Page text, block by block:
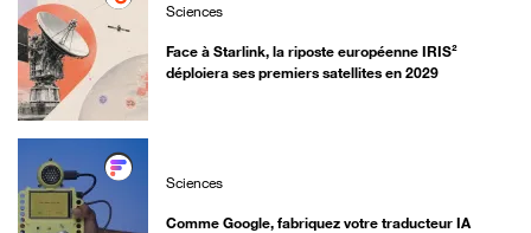
Sciences
Face à Starlink, la riposte européenne IRIS²
déploiera ses premiers satellites en 2029
Sciences
Comme Google, fabriquez votre traducteur IA